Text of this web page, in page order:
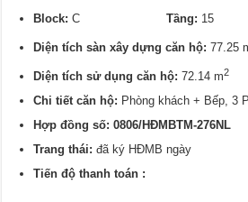
Block: CTầng:
Diện tích sàn xây dựng căn hộ:77.25
Diện tích sử dụng căn hộ: 72.14 m2
Chi tiết căn hộ: Phòng khách + Bếp, 3
Hợp đồng số: 0806/HĐMBTM-276NL
Trang thái:đã ký HĐMB ngày
Tiến độ thanh toán :